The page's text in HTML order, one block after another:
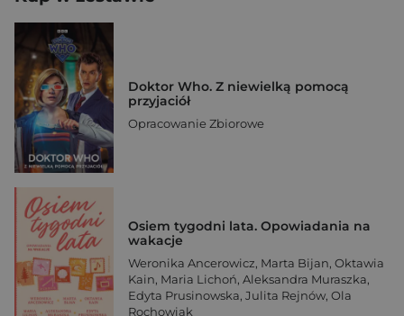
Doktor Who. Z niewielką pomocą
przyjaciół
Opracowanie Zbiorowe
Osiem tygodni lata. Opowiadania na
wakacje
Weronika Ancerowicz, Marta Bijan, Oktawia
Kain, Maria Lichoń, Aleksandra Muraszka,
Edyta Prusinowska, Julita Rejnów, Ola
Rochowiak